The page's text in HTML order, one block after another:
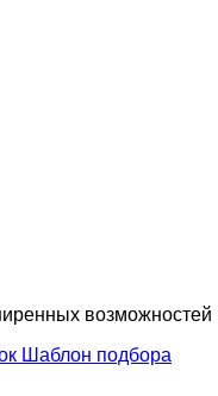
возможностей
Шаблон подбора